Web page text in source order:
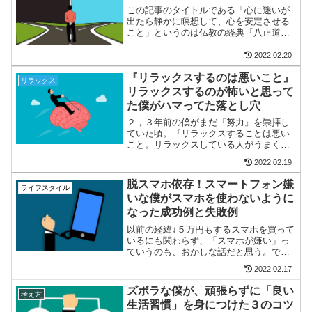
この記事のタイトルである「心に迷いが
出たら静かに瞑想して、心を安定させる
こと」というのは仏教の経典『八正道』
安定な精神状態は瞑想をすることで安定
するよ。」という教えである。そう、瞑
想をすると心が安定するの...
2022.02.20
リラックス
『リラックスするのは悪いこと』
リラックスするのが怖いと思って
た僕がハマってた落とし穴
２，３年前の僕がまだ『努力』を崇拝し
ていた頃。『リラックスすることは悪い
こと。リラックスしている人がうまくい
くはずがない。そんな時間があるのなら
成果出すことに精進するべきだ。リラッ
クスしている人は怠け者。』という考え
方していた。なので常に仕...
2022.02.19
ライフスタイル
脱スマホ依存！スマートフォン嫌
いな僕がスマホを使わないように
なった成功例と失敗例
以前の経緯↓５万円もするスマホを買って
いるにも関わらず、「スマホが嫌い」っ
ていうのも、おかしな話だと思う。で
も、これは、「中毒者が辞めたいのに辞
められない。ついつい買ってしまう。食
べてしまう。飲んでしまう。吸ってしま
う。賭けてしまう。」って...
2022.02.17
考え方
ズボラな僕が、頑張らずに「良い
生活習慣」を身につけた３のコツ